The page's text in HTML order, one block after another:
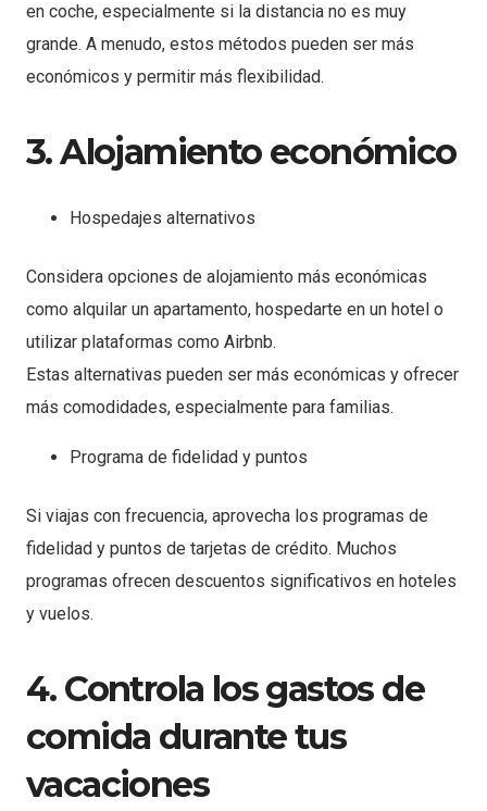
en coche, especialmente si la distancia no es muy
grande. A menudo, estos métodos pueden ser más
económicos y permitir más flexibilidad.
3. Alojamiento económico
Hospedajes alternativos
Considera opciones de alojamiento más económicas
como alquilar un apartamento, hospedarte en un hotel o
utilizar plataformas como Airbnb.
Estas alternativas pueden ser más económicas y ofrecer
más comodidades, especialmente para familias.
Programa de fidelidad y puntos
Si viajas con frecuencia, aprovecha los programas de
fidelidad y puntos de tarjetas de crédito. Muchos
programas ofrecen descuentos significativos en hoteles
y vuelos.
4. Controla los gastos de
comida durante tus
vacaciones